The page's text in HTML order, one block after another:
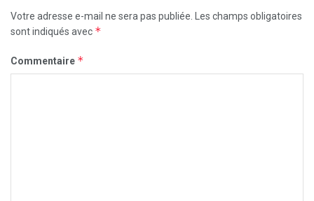
Votre adresse e-mail ne sera pas publiée.
Les champs obligatoires
sont indiqués avec *
Commentaire *